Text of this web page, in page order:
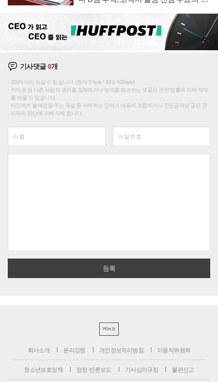
기사댓글0개
200자까지 쓰실 수 있습니다. (현재 0 byte / 최대 400byte)
저작권 등 다른 사람의 권리를 침해하거나 명예를 훼손하는 댓글은 관련 법률에 의해 제재
를 받을 수 있습니다.
타인에게 불쾌감을 주는 욕설 등 비하하는 단어가 내용에 포함되거나 인신공격성 글은 관
리자의 판단에 의해 삭제 합니다.
PC버전
회사소개 윤리강령 개인정보처리방침 이용자위원회
청소년보호정책 정정·반론보도 기사심의규정 불편신고